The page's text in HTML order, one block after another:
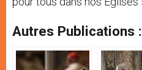
Autres Publications :